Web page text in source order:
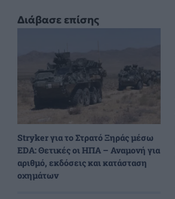
Διάβασε επίσης
Stryker για το Στρατό Ξηράς μέσω
EDA: Θετικές οι ΗΠΑ – Αναμονή για
αριθμό, εκδόσεις και κατάσταση
οχημάτων